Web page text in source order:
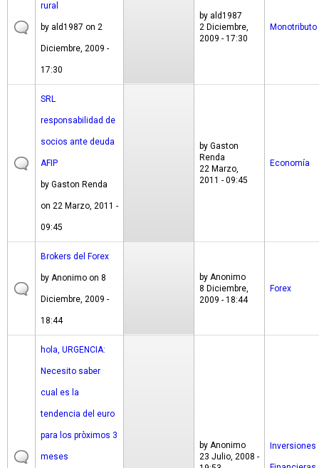
rural
by ald1987 on 2
Diciembre, 2009 -
17:30
by ald1987
2 Diciembre,
2009 - 17:30
Monotributo
SRL
responsabilidad de
socios ante deuda
AFIP
by Gaston Renda
on 22 Marzo, 2011 -
09:45
by Gaston
Renda
22 Marzo,
2011 - 09:45
Economía
Brokers del Forex
by Anonimo on 8
Diciembre, 2009 -
18:44
by Anonimo
8 Diciembre,
2009 - 18:44
Forex
hola, URGENCIA:
Necesito saber
cual es la
tendencia del euro
para los pròximos 3
meses
by Anonimo
23 Julio, 2008 -
Inversiones